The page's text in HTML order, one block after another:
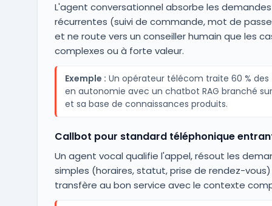
L'agent conversationnel absorbe les demandes
récurrentes (suivi de commande, mot de
et ne route vers un conseiller humain que les
complexes ou à forte valeur.
Exemple : Un opérateur télécom traite 60 % des
en autonomie avec un chatbot RAG branché sur
et sa base de connaissances produits.
Callbot pour standard téléphonique
Un agent vocal qualifie l'appel, résout les
simples (horaires, statut, prise de rendez-
transfère au bon service avec le contexte